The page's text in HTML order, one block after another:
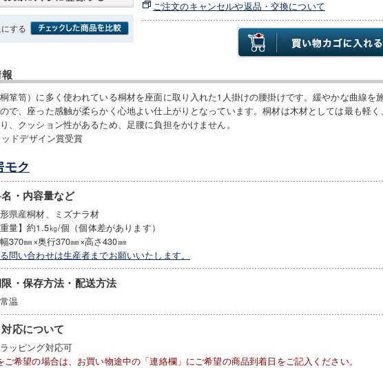
する
ご注文のキャンセルや返品・交換について
箪笥）に多く使われている桐材を座面に取り入れた1人掛けの腰掛けです。緩やかな曲線を
で、座った感触が柔らかく心地よい仕上がりとなっています。桐材は木材としては最も軽く、
、クッション性があるため、足腰に負担をかけません。
ドデザイン賞受賞
モク
・内容量など
形県産桐材、ミズナラ材
重量】約1.5㎏/個（個体差があります）
幅370㎜×奥行370㎜×高さ430㎜
問い合わせは生産者までお願いいたします。
・保存方法・配送方法
常温
応について
ッピング対応可
ご希望の場合は、お買い物途中の「連絡欄」にご希望の商品到着日をご記入ください。